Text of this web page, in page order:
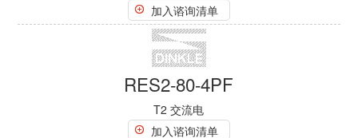
RES2-80-1PF
T2 交流电
加入谘询清单